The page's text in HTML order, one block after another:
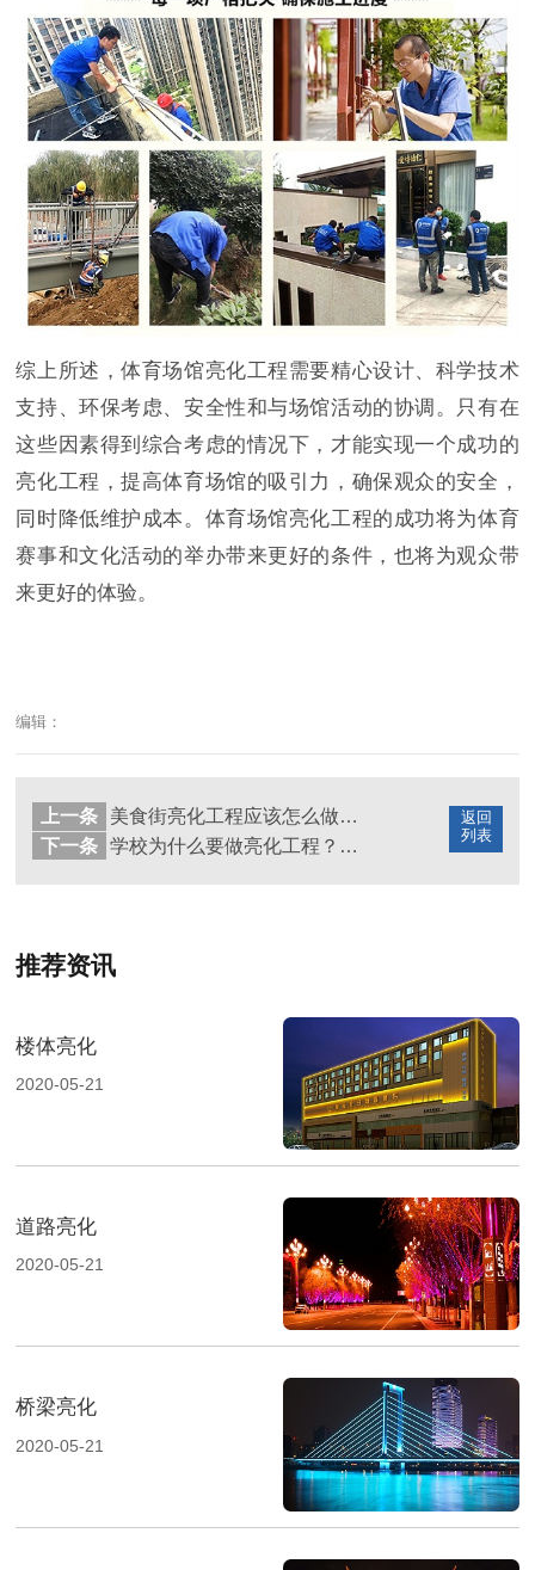
综上所述，体育场馆亮化工程需要精心设计、科学技术
支持、环保考虑、安全性和与场馆活动的协调。只有在
这些因素得到综合考虑的情况下，才能实现一个成功的
亮化工程，提高体育场馆的吸引力，确保观众的安全，
同时降低维护成本。体育场馆亮化工程的成功将为体育
赛事和文化活动的举办带来更好的条件，也将为观众带
来更好的体验。
编辑：
返回
列表
上一条
美食街亮化工程应该怎么做才能吸引更多人流量？
下一条
学校为什么要做亮化工程？学校做楼体亮化有哪些作用？
推荐资讯
楼体亮化
2020-05-21
道路亮化
2020-05-21
桥梁亮化
2020-05-21